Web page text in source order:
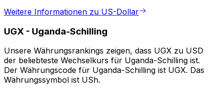
Weitere Informationen zu US-Dollar
UGX - Uganda-Schilling
Unsere Währungsrankings zeigen, dass UGX zu USD
der beliebteste Wechselkurs für Uganda-Schilling ist.
Der Währungscode für Uganda-Schilling ist UGX. Das
Währungssymbol ist USh.